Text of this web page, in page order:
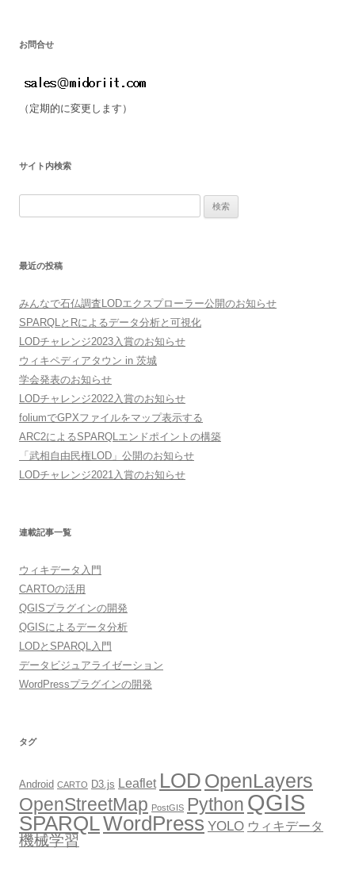
お問合せ
（定期的に変更します）
サイト内検索
最近の投稿
みんなで石仏調査LODエクスプローラー公開のお知らせ
SPARQLとRによるデータ分析と可視化
LODチャレンジ2023入賞のお知らせ
ウィキペディアタウン in 茨城
学会発表のお知らせ
LODチャレンジ2022入賞のお知らせ
foliumでGPXファイルをマップ表示する
ARC2によるSPARQLエンドポイントの構築
「武相自由民権LOD」公開のお知らせ
LODチャレンジ2021入賞のお知らせ
連載記事一覧
ウィキデータ入門
CARTOの活用
QGISプラグインの開発
QGISによるデータ分析
LODとSPARQL入門
データビジュアライゼーション
WordPressプラグインの開発
タグ
Android CARTO D3.js Leaflet LOD OpenLayers
OpenStreetMap PostGIS Python QGIS
SPARQLWordPress YOLO ウィキデータ
機械学習